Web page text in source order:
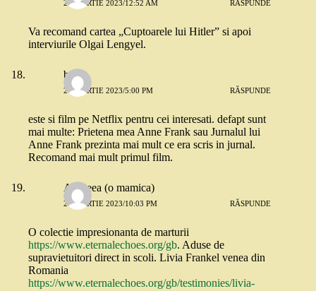
24 MARTIE 2023/12:52 AM RĂSPUNDE
Va recomand cartea „Cuptoarele lui Hitler” si apoi
interviurile Olgai Lengyel.
buna
24 MARTIE 2023/5:00 PM RĂSPUNDE
este si film pe Netflix pentru cei interesati. defapt sunt
mai multe: Prietena mea Anne Frank sau Jurnalul lui
Anne Frank prezinta mai mult ce era scris in jurnal.
Recomand mai mult primul film.
Andreea (o mamica)
27 MARTIE 2023/10:03 PM RĂSPUNDE
O colectie impresionanta de marturii
https://www.eternalechoes.org/gb. Aduse de
supravietuitori direct in scoli. Livia Frankel venea din
Romania
https://www.eternalechoes.org/gb/testimonies/livia-